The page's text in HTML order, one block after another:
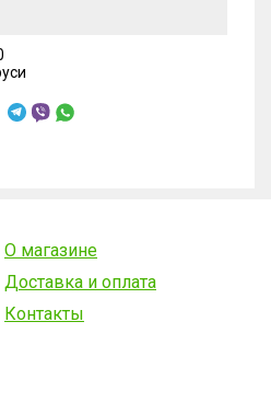
О магазине
Доставка и оплата
Контакты